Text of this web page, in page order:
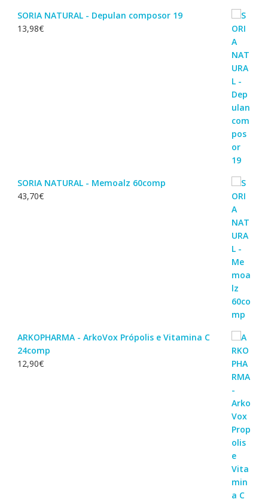
SORIA NATURAL - Depulan composor 19
13,98€
SORIA NATURAL - Memoalz 60comp
43,70€
ARKOPHARMA - ArkoVox Própolis e Vitamina C
24comp
12,90€